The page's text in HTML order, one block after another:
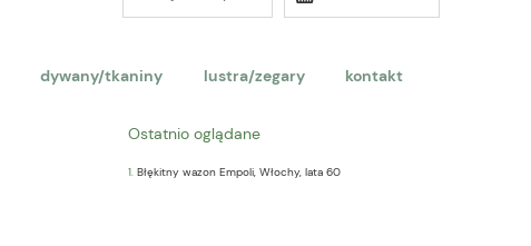
dywany/tkaniny lustra/zegary kontakt
Ostatnio oglądane
Błękitny wazon Empoli, Włochy, lata 60